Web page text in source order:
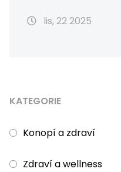
lis, 22 2025
KATEGORIE
Konopí a zdraví
Zdraví a wellness